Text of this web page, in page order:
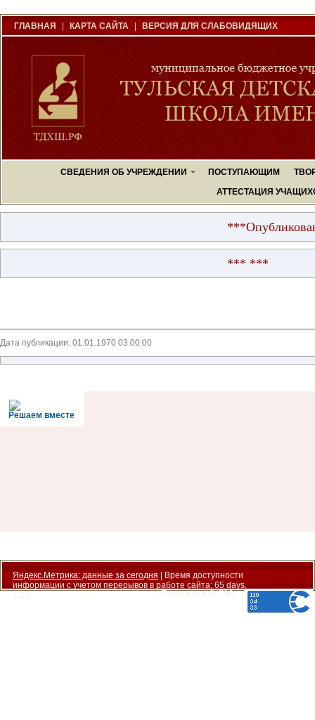
ГЛАВНАЯ КАРТА САЙТА ВЕРСИЯ ДЛЯ СЛАБОВИДЯЩИХ
СВЕДЕНИЯ ОБ УЧРЕЖДЕНИИ ПОСТУПАЮЩИМ
АТТЕСТАЦИЯ
*** ***
Дата публикации: 01.01.1970 03:00:00
Решаем вместе
Есть вопрос?
Яндекс.Метрика: данные за сегодня | Время доступности
информации с учетом перерывов в работе сайта: 65 days,
Посетителей: 796